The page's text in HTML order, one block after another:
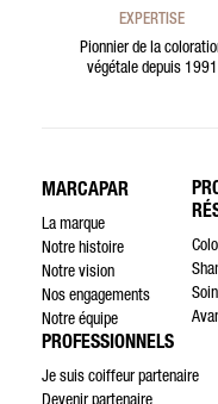
EXPERTISE
Pionnier de la
végétale depuis 1991
MARCAPAR
La marque
Notre histoire
Notre vision
Nos engagements
Notre équipe
PROFESSIONNELS
Je suis coiffeur partenaire